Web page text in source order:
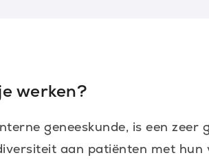
werken?
geneeskunde, is een
aan patiënten met hun